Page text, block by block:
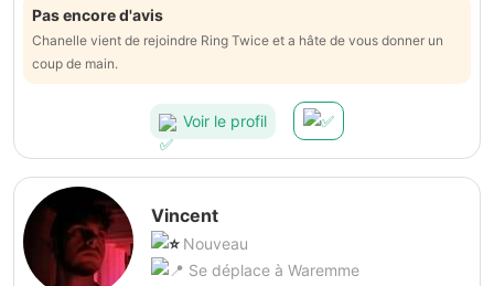
Pas encore d'avis
Chanelle vient de rejoindre Ring Twice et a hâte de vous donner un
coup de main.
Voir le profil
Vincent
Nouveau
Se déplace à Waremme